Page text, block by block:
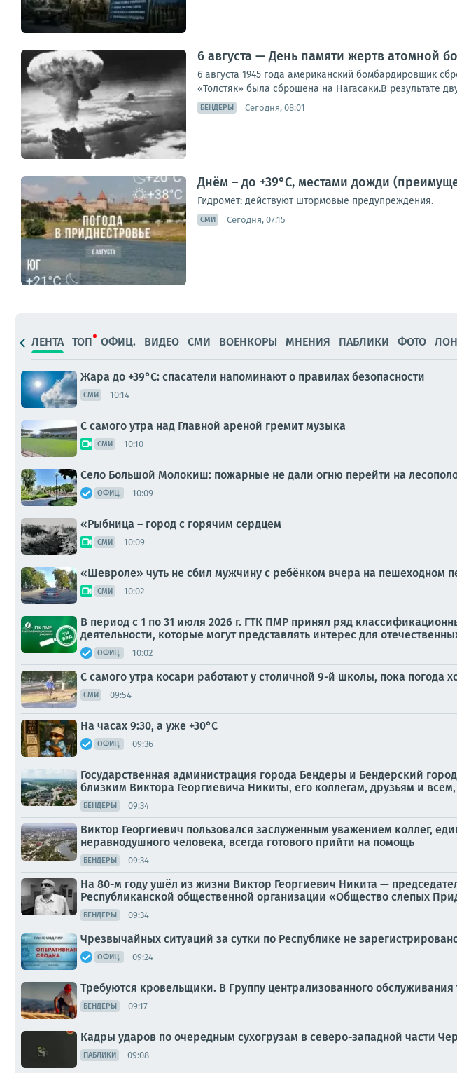
6 августа — День памяти жертв атомной
6 августа 1945 года американский бомбардировщик
«Толстяк» была сброшена на Нагасаки.В результате
БЕНДЕРЫ Сегодня, 08:01
Днём – до +39°С, местами дожди
Гидромет: действуют штормовые предупреждения.
СМИ Сегодня, 07:15
ЛЕНТА ТОП ОФИЦ. ВИДЕО СМИ ВОЕНКОРЫ МНЕНИЯ ПАБЛИКИ ФОТО
Жара до +39°С: спасатели напоминают о правилах безопасности
СМИ 10:14
С самого утра над Главной ареной гремит музыка
СМИ 10:10
Село Большой Молокиш: пожарные не дали огню перейти на
ОФИЦ. 10:09
«Рыбница – город с горячим сердцем
СМИ 10:09
«Шевроле» чуть не сбил мужчину с ребёнком вчера на пешеходном
СМИ 10:02
В период с 1 по 31 июля 2026 г. ГТК ПМР принял ряд
деятельности, которые могут представлять интерес для
ОФИЦ. 10:02
С самого утра косари работают у столичной 9-й школы, пока погода
СМИ 09:54
На часах 9:30, а уже +30°С
ОФИЦ. 09:36
Государственная администрация города Бендеры и Бендерский
близким Виктора Георгиевича Никиты, его коллегам, друзьям и
БЕНДЕРЫ 09:34
Виктор Георгиевич пользовался заслуженным уважением коллег,
неравнодушного человека, всегда готового прийти на помощь
БЕНДЕРЫ 09:34
На 80-м году ушёл из жизни Виктор Георгиевич Никита —
Республиканской общественной организации «Общество слепых
БЕНДЕРЫ 09:34
Чрезвычайных ситуаций за сутки по Республике не
ОФИЦ. 09:24
Требуются кровельщики. В Группу централизованного
БЕНДЕРЫ 09:17
Кадры ударов по очередным сухогрузам в северо-западной части
ПАБЛИКИ 09:08